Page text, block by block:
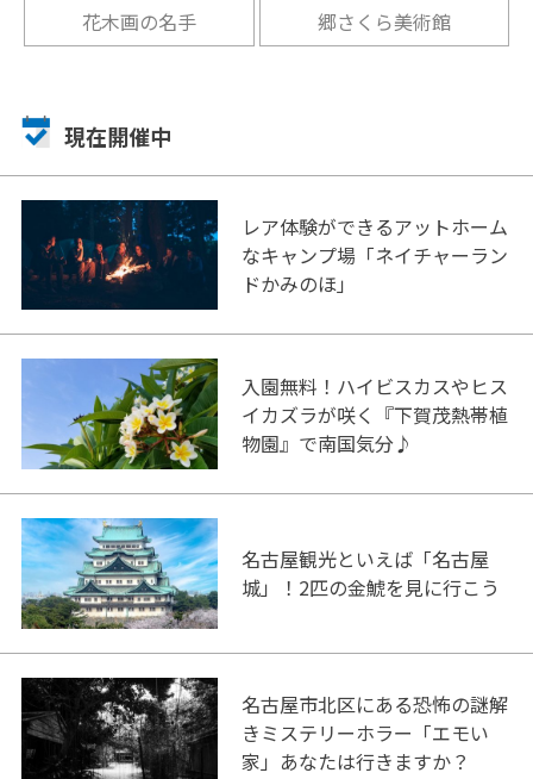
花木画の名手
郷さくら美術館
現在開催中
レア体験ができるアットホーム
なキャンプ場「ネイチャーラン
ドかみのほ」
入園無料！ハイビスカスやヒス
イカズラが咲く『下賀茂熱帯植
物園』で南国気分♪
名古屋観光といえば「名古屋
城」！2匹の金鯱を見に行こう
名古屋市北区にある恐怖の謎解
きミステリーホラー「エモい
家」あなたは行きますか？